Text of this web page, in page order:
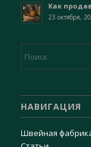
Как
23 октября,
НАВИГАЦИЯ
Швейная